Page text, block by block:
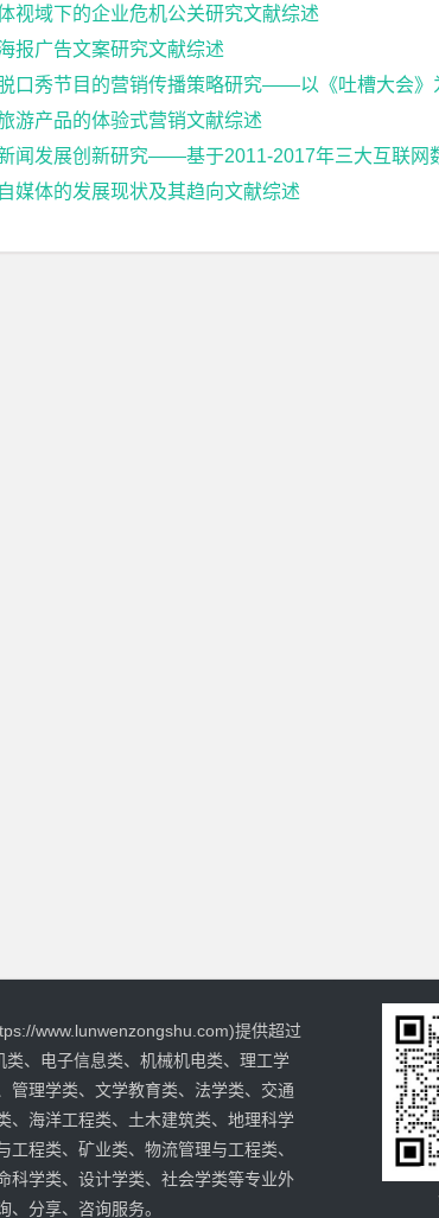
视域下的企业危机公关研究文献综述
报广告文案研究文献综述
口秀节目的营销传播策略研究——以《吐槽大会》
游产品的体验式营销文献综述
闻发展创新研究——基于2011-2017年三大互联网
媒体的发展现状及其趋向文献综述
www.lunwenzongshu.com)提供超过
类、电子信息类、机械机电类、理工学
管理学类、文学教育类、法学类、交通
、海洋工程类、土木建筑类、地理科学
工程类、矿业类、物流管理与工程类、
科学类、设计学类、社会学类等专业外
、分享、咨询服务。